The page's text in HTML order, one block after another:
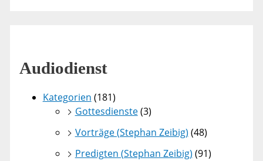
Audiodienst
Kategorien (181)
Gottesdienste(3)
Vorträge (Stephan Zeibig) (48)
Predigten (Stephan Zeibig) (91)